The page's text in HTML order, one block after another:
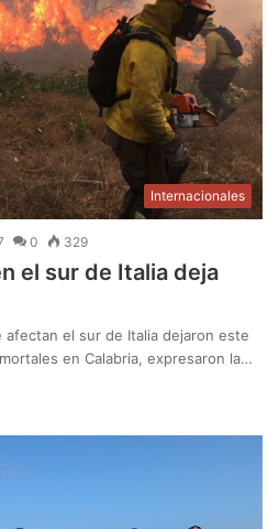
Internacionales
0 329
el sur de Italia deja
el sur de Italia dejaron este
en Calabria, expresaron la…